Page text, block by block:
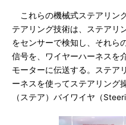
これらの機械式ステアリン
テアリング技術は、ステアリ
をセンサーで検知し、それら
信号を、ワイヤーハーネスを
モーターに伝送する。ステア
ーネスを使ってステアリング
（ステア）バイワイヤ（